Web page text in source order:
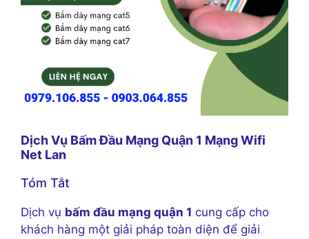
Dịch Vụ Bấm Đầu Mạng Quận 1 Mạng Wifi
Net Lan
Tóm Tắt
Dịch vụ bấm đầu mạng quận 1 cung cấp cho
khách hàng một giải pháp toàn diện để giải